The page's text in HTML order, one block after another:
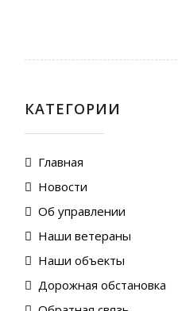
КАТЕГОРИИ
Главная
Новости
Об управлении
Наши ветераны
Наши объекты
Дорожная обстановка